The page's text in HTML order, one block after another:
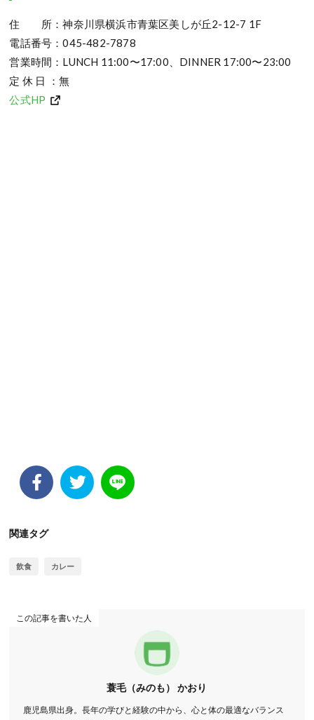
住 所：神奈川県横浜市青葉区美しが丘2-12-7 1F
電話番号：045-482-7878
営業時間：LUNCH 11:00〜17:00、DINNER 17:00〜23:00
定 休 日 ：無
公式HP
関連タグ
飲食 カレー
この記事を書いた人
蓑毛（みのも） かおり
鹿児島県出身。長年の学びと経験の中から、心と体の最適なバランス